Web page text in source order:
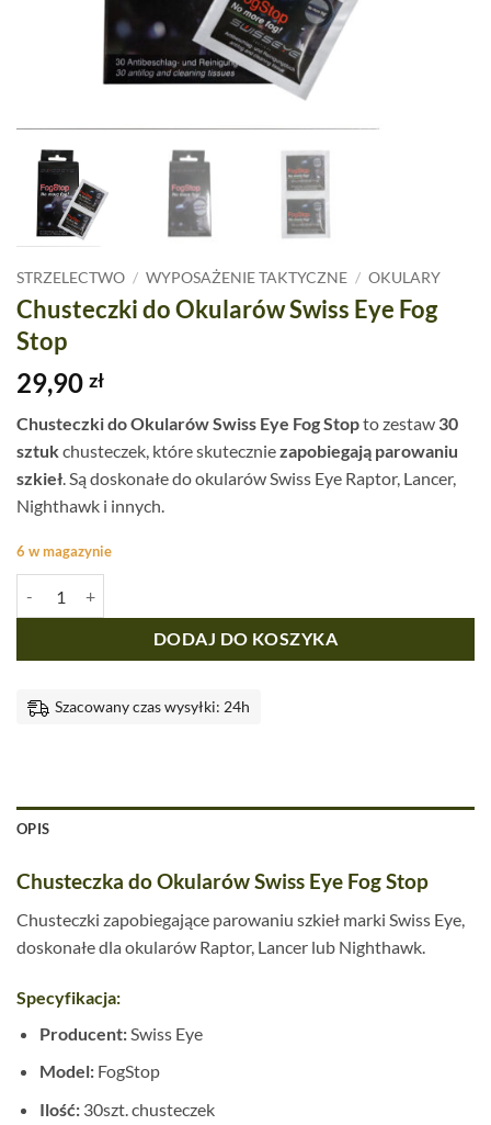
STRZELECTWO / WYPOSAŻENIE TAKTYCZNE / OKULARY
Chusteczki do Okularów Swiss Eye Fog
Stop
29,90 zł
Chusteczki do Okularów Swiss Eye Fog Stopto zestaw 30
sztukchusteczek, które skuteczniezapobiegają parowaniu
szkieł. Są doskonałe do okularów Swiss Eye Raptor, Lancer,
Nighthawk i innych.
6 w magazynie
DODAJ DO KOSZYKA
Szacowany czas wysyłki: 24h
OPIS
Chusteczka do Okularów Swiss Eye Fog Stop
Chusteczki zapobiegające parowaniu szkieł marki Swiss Eye,
doskonałe dla okularów Raptor, Lancer lub Nighthawk.
Specyfikacja:
Producent:Swiss Eye
Model:FogStop
Ilość:30szt. chusteczek